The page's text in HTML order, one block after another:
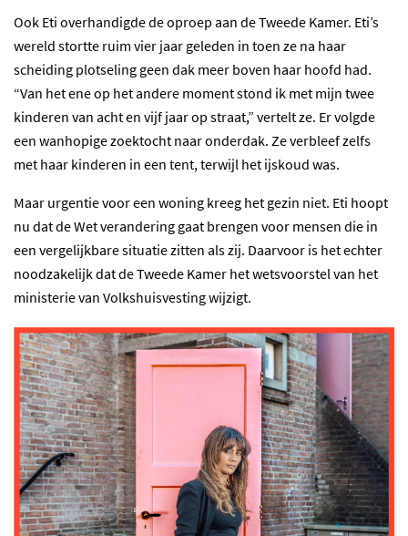
Ook Eti overhandigde de oproep aan de Tweede Kamer. Eti’s
wereld stortte ruim vier jaar geleden in toen ze na haar
scheiding plotseling geen dak meer boven haar hoofd had.
“Van het ene op het andere moment stond ik met mijn twee
kinderen van acht en vijf jaar op straat,” vertelt ze. Er volgde
een wanhopige zoektocht naar onderdak. Ze verbleef zelfs
met haar kinderen in een tent, terwijl het ijskoud was.
Maar urgentie voor een woning kreeg het gezin niet. Eti hoopt
nu dat de Wet verandering gaat brengen voor mensen die in
een vergelijkbare situatie zitten als zij. Daarvoor is het echter
noodzakelijk dat de Tweede Kamer het wetsvoorstel van het
ministerie van Volkshuisvesting wijzigt.